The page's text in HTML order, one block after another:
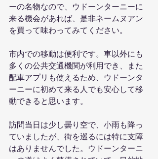
ーの名物なので、ウドーンターニーに
来る機会があれば、是非ネームヌアン
を買って味わってみてください。
市内での移動は便利です。車以外にも
多くの公共交通機関が利用でき、また
配車アプリも使えるため、ウドーンタ
ーニーに初めて来る人でも安心して移
動できると思います。
訪問当日は少し曇り空で、小雨も降っ
ていましたが、街を巡るには特に支障
はありませんでした。ウドーンターニ